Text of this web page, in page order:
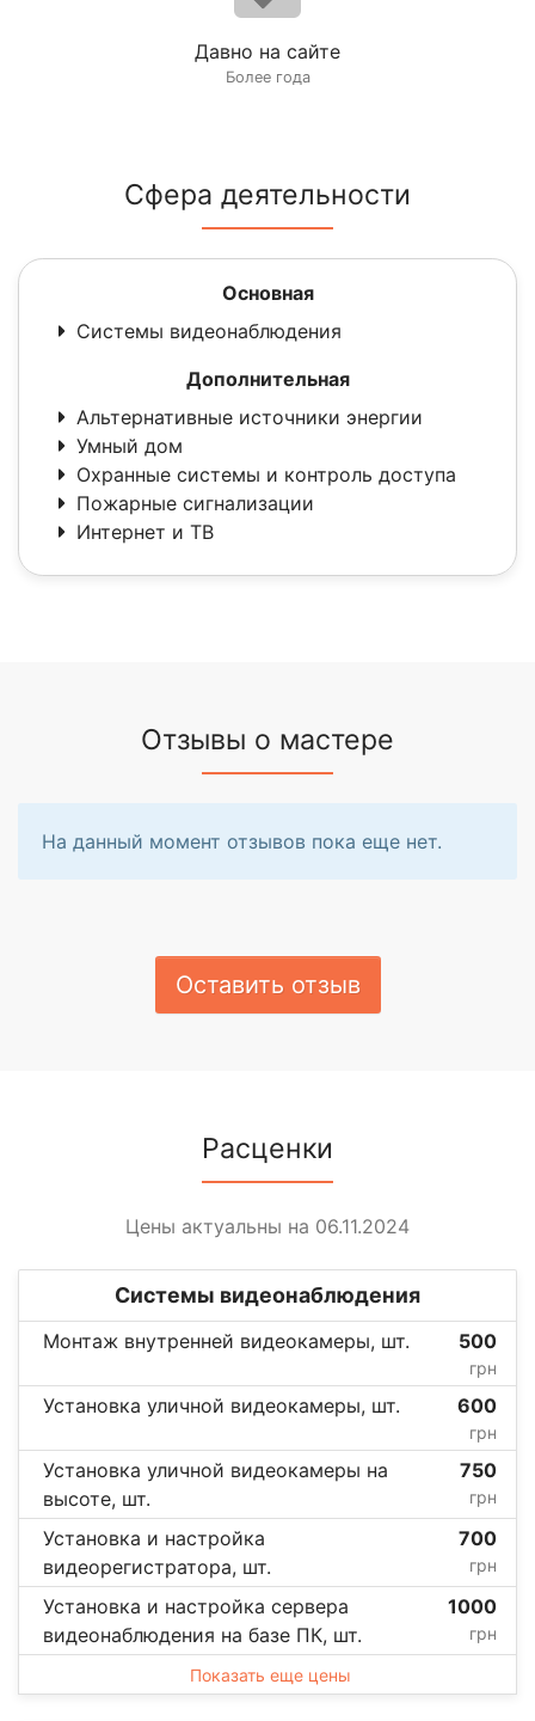
Давно на сайте
Более года
Сфера деятельности
Основная
Системы видеонаблюдения
Дополнительная
Альтернативные источники энергии
Умный дом
Охранные системы и контроль доступа
Пожарные сигнализации
Интернет и ТВ
Отзывы о мастере
На данный момент отзывов пока еще нет.
Оставить отзыв
Расценки
Цены актуальны на 06.11.2024
Системы видеонаблюдения
Монтаж внутренней видеокамеры, шт. 500
грн
Установка уличной видеокамеры, шт. 600
грн
Установка уличной видеокамеры на
высоте, шт.
750
грн
Установка и настройка
видеорегистратора, шт.
700
грн
Установка и настройка сервера
видеонаблюдения на базе ПК, шт.
1000
грн
Показать еще цены